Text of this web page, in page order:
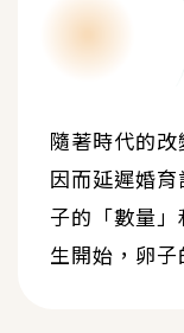
隨著時代的
因而延遲婚
子的「數量
生開始，卵